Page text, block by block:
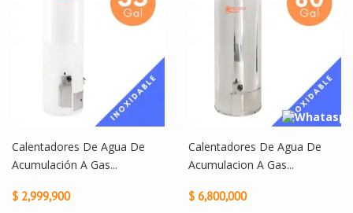
Calentadores De Agua De
Acumulación A Gas...
$ 2,999,900
Calentadores De Agua De
Acumulacion A Gas...
$ 6,800,000